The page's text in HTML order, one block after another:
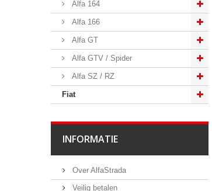
Alfa 164
Alfa 166
Alfa GT
Alfa GTV / Spider
Alfa SZ / RZ
Fiat
INFORMATIE
Over AlfaStrada
Veilig betalen